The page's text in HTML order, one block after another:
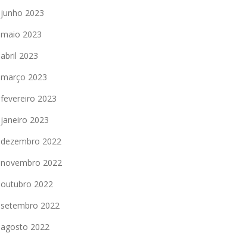
junho 2023
maio 2023
abril 2023
março 2023
fevereiro 2023
janeiro 2023
dezembro 2022
novembro 2022
outubro 2022
setembro 2022
agosto 2022